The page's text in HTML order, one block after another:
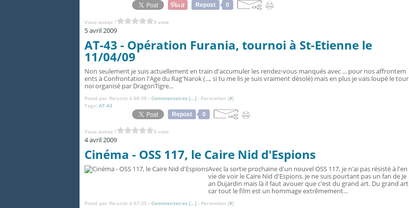
Repost
0
Vous aimez ? 0 vote
5 avril 2009
AT-43 - Opération Furania, tournoi à St-Etienne le
11/04/09
Non seulement je suis actuellement en train d'accumuler les rendez-vous manqués avec ... pour nos affrontem
ents à Confrontation l'Age du Rag'Narok (..., si tu me lis je suis vraiment désolé) mais en plus je vais loupé le tour
noi organisé par DragonTigre...
Posté par fbruntz à 08:39 - Commentaires […] - Permalien [#]
Tags: AT-43
Repost
0
Vous aimez ? 0 vote
4 avril 2009
Cinéma - OSS 117, le Caire Nid d'Espions
Avec la sortie prochaine d'un nouvel OSS 117, je n'ai pas résisté à l'en
vie de voir le Caire Nid d'Espions. Je ne suis pourtant pas un fan de Je
an Dujardin mais là il faut avouer que c'est du grand art. Du grand art
car tout le film est un hommage extrêmement...
Posté par fbruntz à 07:35 - Commentaires […] - Permalien [#]